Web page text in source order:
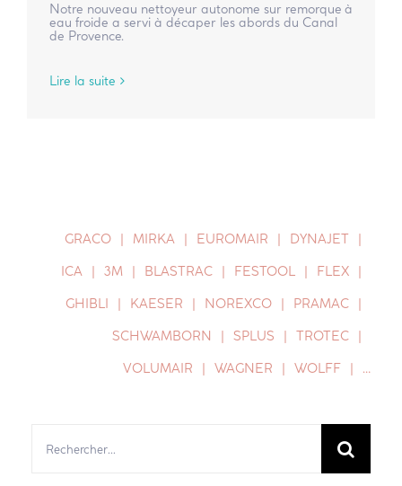
Notre nouveau nettoyeur autonome sur remorque à
eau froide a servi à décaper les abords du Canal
de Provence.
Lire la suite
GRACO MIRKA EUROMAIR
DYNAJET
ICA
3M BLASTRAC FESTOOL
FLEX
GHIBLI
KAESER NOREXCO
PRAMAC
SCHWAMBORN
SPLUS
TROTEC
VOLUMAIR
WAGNER WOLFF …